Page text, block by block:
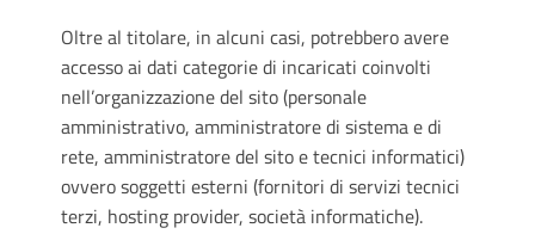
Oltre al titolare, in alcuni casi, potrebbero avere
accesso ai dati categorie di incaricati coinvolti
nell’organizzazione del sito (personale
amministrativo, amministratore di sistema e di
rete, amministratore del sito e tecnici informatici)
ovvero soggetti esterni (fornitori di servizi tecnici
terzi, hosting provider, società informatiche).